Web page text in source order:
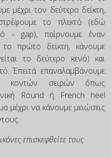
μέχρι τον δεύτερο δείκτη,
το πλεκτό (εδώ
- gap), παίρνουμε έναν
πρώτο δείκτη, κάνουμε
το δεύτερο κενό) και
Έπειτά επαναλαμβάνουμε
κοντών σειρών όπως
Round ή French heel
μέχρι να κάνουμε μειώσεις
επισκεφθείτε τους